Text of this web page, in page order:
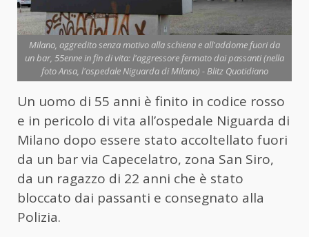
Milano, aggredito senza motivo alla schiena e all'addome fuori da
un bar, 55enne in fin di vita: l'aggressore fermato dai passanti (nella
foto Ansa, l'ospedale Niguarda di Milano) - Blitz Quotidiano
Un uomo di 55 anni è finito in codice rosso
e in pericolo di vita all’ospedale Niguarda di
Milano dopo essere stato accoltellato fuori
da un bar via Capecelatro, zona San Siro,
da un ragazzo di 22 anni che è stato
bloccato dai passanti e consegnato alla
Polizia.